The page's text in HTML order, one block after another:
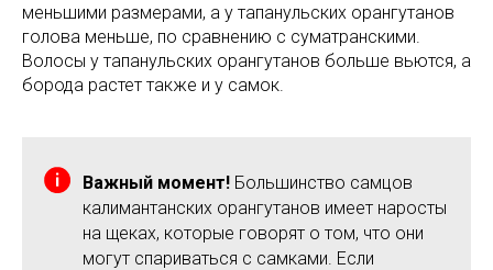
меньшими размерами, а у тапанульских орангутанов
голова меньше, по сравнению с суматранскими.
Волосы у тапанульских орангутанов больше вьются, а
борода растет также и у самок.
Важный момент! Большинство самцов
калимантанских орангутанов имеет наросты
на щеках, которые говорят о том, что они
могут спариваться с самками. Если